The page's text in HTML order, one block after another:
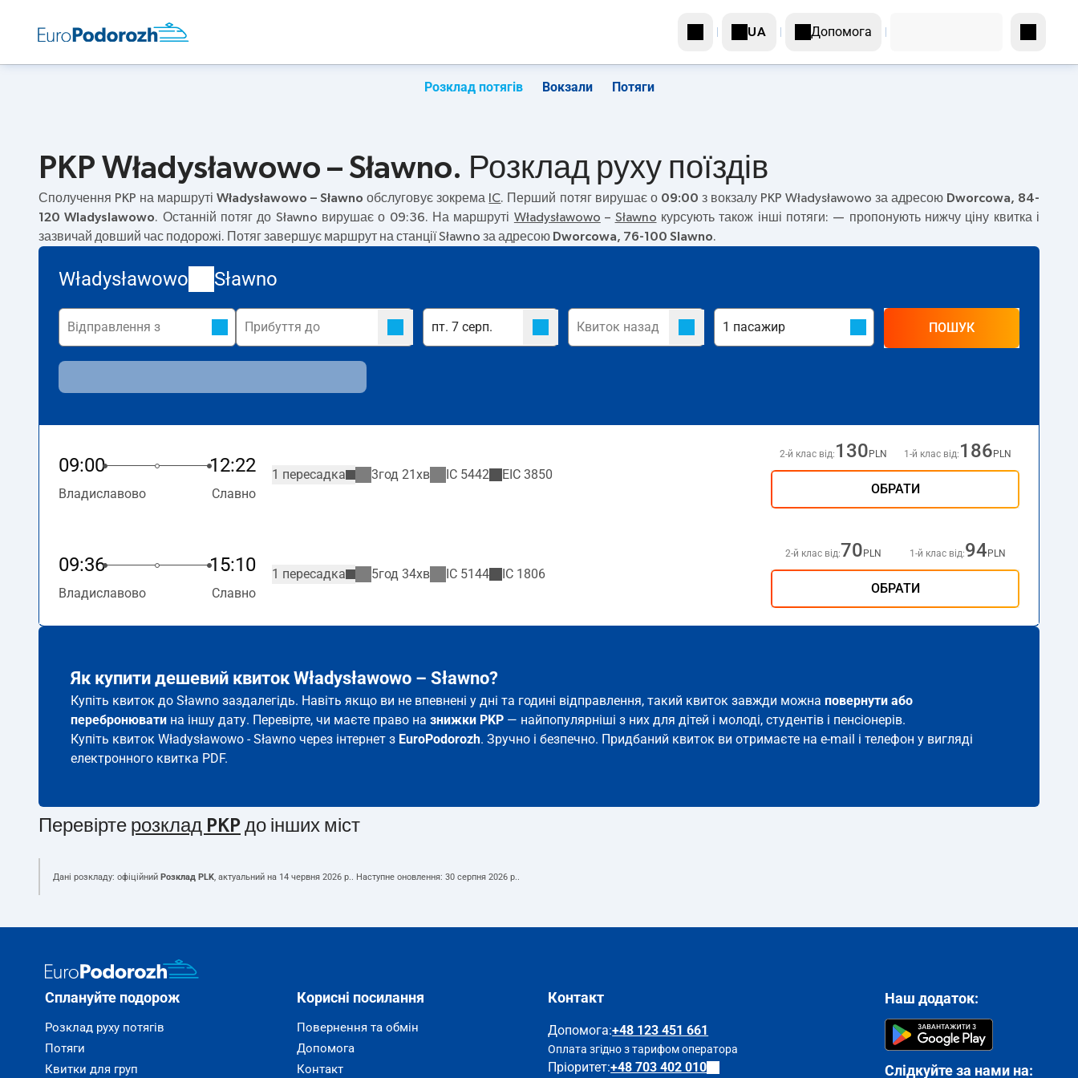
UA Допомога
Розклад потягів Вокзали Потяги
PKP Władysławowo – Sławno. Розклад руху поїздів
Сполучення PKP на маршрутіWładysławowo – Sławno обслуговує зокрема IC. Перший потяг вирушає о 09:00 з вокзалу PKP Władysławowo за адресою Dworcowa, 84-
120 Wladyslawowo. Останній потяг до Sławno вирушає о 09:36. На маршруті Władysławowo – Sławno курсують також інші потяги: — пропонують нижчу ціну квитка і
зазвичай довший час подорожі. Потяг завершує маршрут на станції Sławno за адресою Dworcowa, 76-100 Slawno.
Władysławowo Sławno
ПОШУК
09:00 12:22
Владиславово Славно
1 пересадка 3год 21хв IC 5442 EIC 3850
2-й клас від: 130 PLN 1-й клас від: 186 PLN
ОБРАТИ
09:36 15:10
Владиславово Славно
1 пересадка 5год 34хв IC 5144 IC 1806
2-й клас від:70 PLN 1-й клас від:94 PLN
ОБРАТИ
Як купити дешевий квиток Władysławowo – Sławno?
Купіть квиток до Sławno заздалегідь. Навіть якщо ви не впевнені у дні та годині відправлення, такий квиток завжди можна повернути або
перебронювати на іншу дату. Перевірте, чи маєте право на знижки PKP — найпопулярніші з них для дітей і молоді, студентів і пенсіонерів.
Купіть квиток Władysławowo - Sławno через інтернет з EuroPodorozh. Зручно і безпечно. Придбаний квиток ви отримаєте на e-mail і телефон у вигляді
електронного квитка PDF.
Перевірте розклад PKP до інших міст
Дані розкладу: офіційний Розклад PLK, актуальний на 14 червня 2026 р.. Наступне оновлення: 30 серпня 2026 р..
Сплануйте подорож
Розклад руху потягів
Потяги
Квитки для груп
Корисні посилання
Повернення та обмін
Допомога
Контакт
Контакт
Допомога:+48 123 451 661
Оплата згідно з тарифом оператора
Пріоритет:+48 703 402 010
Наш додаток:
Слідкуйте за нами на: